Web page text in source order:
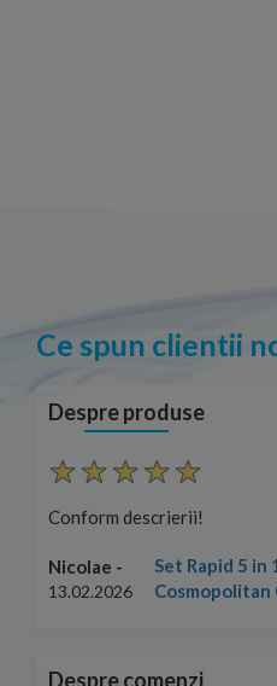
Ce spun clientii
Despre produse
Conform descrierii!
Nicolae -
13.02.2026
Set Rapid 5 in
Cosmopolitan
Despre comenzi